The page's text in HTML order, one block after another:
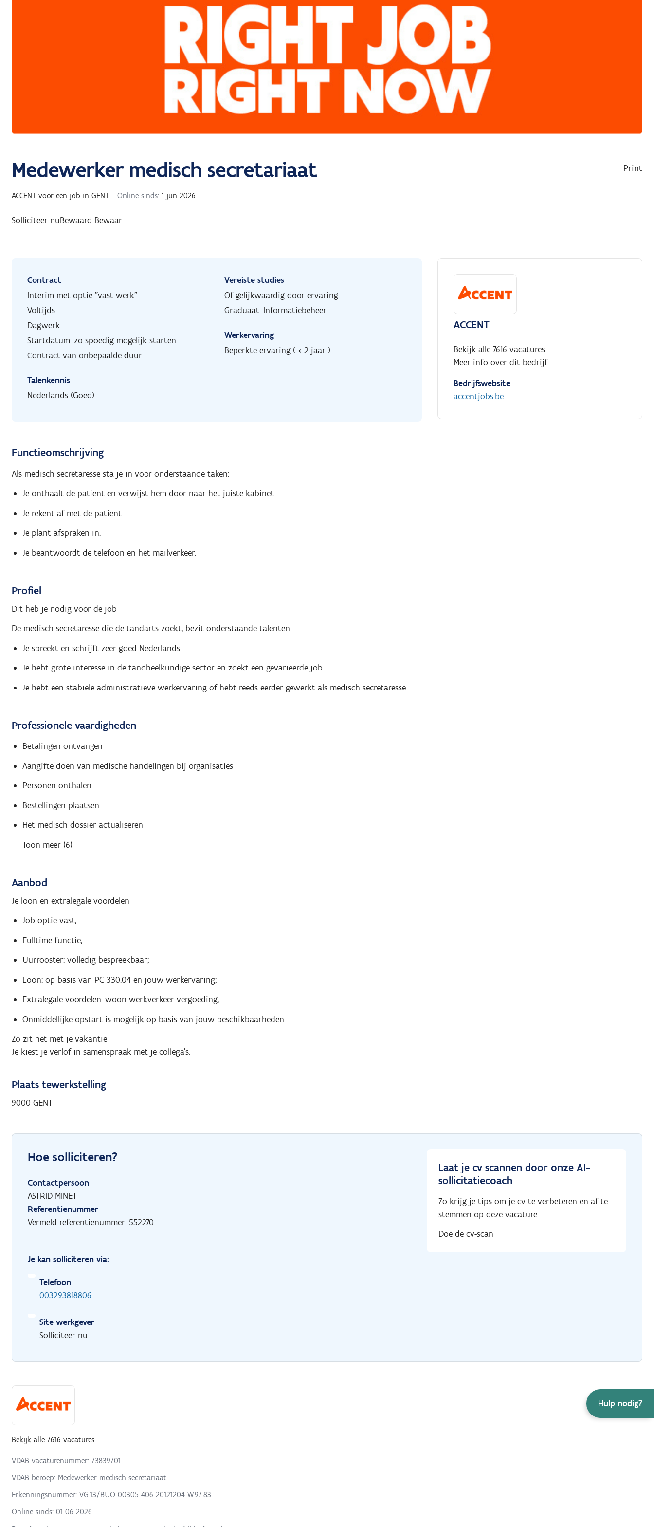
Hulp nodig?
Medewerker medisch secretariaat Print
ACCENT voor een job in GENT Online sinds: 1 jun 2026
Solliciteer nuBewaard Bewaar
Contract
Interim met optie "vast werk"
Voltijds
Dagwerk
Startdatum: zo spoedig mogelijk starten
Contract van onbepaalde duur
Talenkennis
Nederlands (Goed)
Vereiste studies
Of gelijkwaardig door ervaring
Graduaat: Informatiebeheer
Werkervaring
Beperkte ervaring ( < 2 jaar )
Functieomschrijving
Als medisch secretaresse sta je in voor onderstaande taken:
Je onthaalt de patiënt en verwijst hem door naar het juiste kabinet
Je rekent af met de patiënt.
Je plant afspraken in.
Je beantwoordt de telefoon en het mailverkeer.
Profiel
Dit heb je nodig voor de job
De medisch secretaresse die de tandarts zoekt, bezit onderstaande talenten:
Je spreekt en schrijft zeer goed Nederlands.
Je hebt grote interesse in de tandheelkundige sector en zoekt een gevarieerde job.
Je hebt een stabiele administratieve werkervaring of hebt reeds eerder gewerkt als medisch secretaresse.
Professionele vaardigheden
Betalingen ontvangen
Aangifte doen van medische handelingen bij organisaties
Personen onthalen
Bestellingen plaatsen
Het medisch dossier actualiseren
Toon meer (6)
Aanbod
Je loon en extralegale voordelen
Job optie vast;
Fulltime functie;
Uurrooster: volledig bespreekbaar;
Loon: op basis van PC 330.04 en jouw werkervaring;
Extralegale voordelen: woon-werkverkeer vergoeding;
Onmiddellijke opstart is mogelijk op basis van jouw beschikbaarheden.
Zo zit het met je vakantie
Je kiest je verlof in samenspraak met je collega's.
ACCENT
Bekijk alle 7616 vacatures
Meer info over dit bedrijf
Bedrijfswebsite
accentjobs.be
Plaats tewerkstelling
9000 GENT
Hoe solliciteren?
Contactpersoon
ASTRID MINET
Referentienummer
Vermeld referentienummer: 552270
Je kan solliciteren via:
Telefoon
003293818806
Site werkgever
Solliciteer nu
Laat je cv scannen door onze AI-
sollicitatiecoach
Zo krijg je tips om je cv te verbeteren en af te
stemmen op deze vacature.
Doe de cv-scan
Bekijk alle 7616 vacatures
VDAB-vacaturenummer: 73839701
VDAB-beroep: Medewerker medisch secretariaat
Erkenningsnummer: VG.13/BUO 00305-406-20121204 W.97.83
Online sinds: 01-06-2026